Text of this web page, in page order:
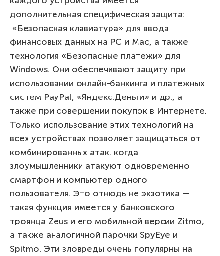
дополнительная специфическая защита:
«Безопасная клавиатура» для ввода
финансовых данных на PC и Mac, а также
технология «Безопасные платежи» для
Windows. Они обеспечивают защиту при
использовании онлайн-банкинга и платежных
систем PayPal, «Яндекс.Деньги» и др., а
также при совершении покупок в Интернете.
Только использование этих технологий на
всех устройствах позволяет защищаться от
комбинированных атак, когда
злоумышленники атакуют одновременно
смартфон и компьютер одного
пользователя. Это отнюдь не экзотика —
такая функция имеется у банковского
троянца Zeus и его мобильной версии Zitmo,
а также аналогичной парочки SpyEye и
Spitmo. Эти зловреды очень популярны на